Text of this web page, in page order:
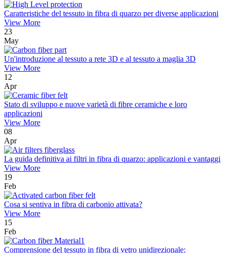
Caratteristiche del tessuto in fibra di quarzo per diverse applicazioni
View More
23
May
Un'introduzione al tessuto a rete 3D e al tessuto a maglia 3D
View More
12
Apr
Stato di sviluppo e nuove varietà di fibre ceramiche e loro
applicazioni
View More
08
Apr
La guida definitiva ai filtri in fibra di quarzo: applicazioni e vantaggi
View More
19
Feb
Cosa si sentiva in fibra di carbonio attivata?
View More
15
Feb
Comprensione del tessuto in fibra di vetro unidirezionale: